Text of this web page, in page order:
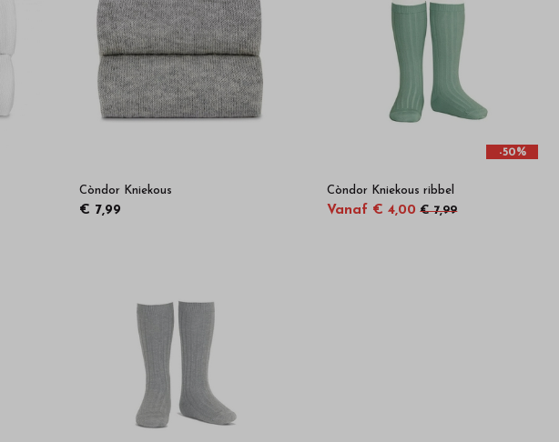
Còndor Kniekous
€ 7,99
-50%
Còndor Kniekous ribbel
Vanaf € 4,00 € 7,99